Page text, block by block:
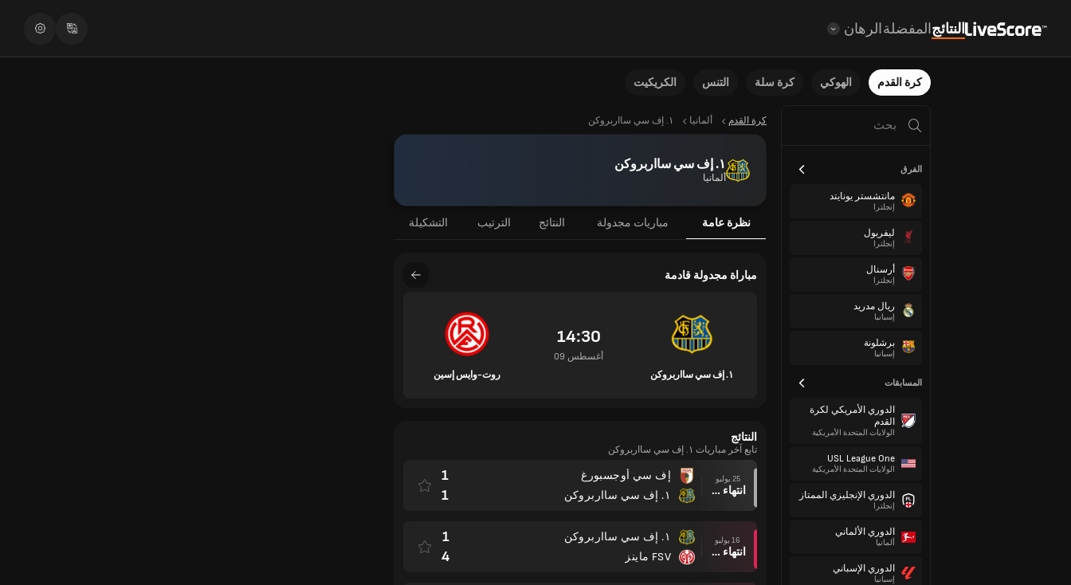
النتائجالمفضلةالرهان
كرة القدم الهوكي كرة سلة التنس الكريكيت
الفرق
مانتشستر يونايتد
إنجلترا
ليفربول
إنجلترا
أرسنال
إنجلترا
ريال مدريد
إسبانيا
برشلونة
إسبانيا
المسابقات
الدوري الأمريكي لكرة
القدم
الولايات المتحدة الأمريكية
USL League One
الولايات المتحدة الأمريكية
الدوري الإنجليزي الممتاز
إنجلترا
الدوري الألماني
ألمانيا
الدوري الإسباني
إسبانيا
كرة القدم ألمانيا ١. إف سي سااربروكن
١. إف سي سااربروكن
ألمانيا
نظرة عامة مباريات مجدولة النتائج الترتيب التشكيلة
مباراة مجدولة قادمة
١. إف سي سااربروكن
14:30
09 أغسطس
روت-وايس إسين
النتائج
تابع آخر مباريات ١. إف سي سااربروكن
25 يوليو
انتهاء وقت المباراة
إف سي أوجسبورغ
١. إف سي سااربروكن
1
1
16 يوليو
انتهاء وقت المباراة
١. إف سي سااربروكن
FSV ماينز
1
4